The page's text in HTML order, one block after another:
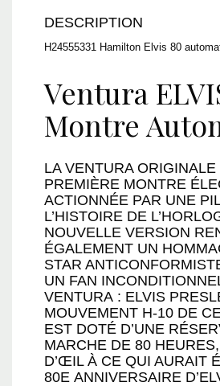
DESCRIPTION
H24555331 Hamilton Elvis 80
Ventura
Montre
LA VENTURA
PREMIÈRE MONTRE
ACTIONNÉE PAR UNE
L’HISTOIRE DE
NOUVELLE VERSION
ÉGALEMENT UN
STAR
UN FAN
VENTURA : ELVIS
MOUVEMENT H-10 DE
EST DOTÉ D’UNE
MARCHE DE 80
D’ŒIL À CE QUI AURAIT
80E ANNIVERSAIRE